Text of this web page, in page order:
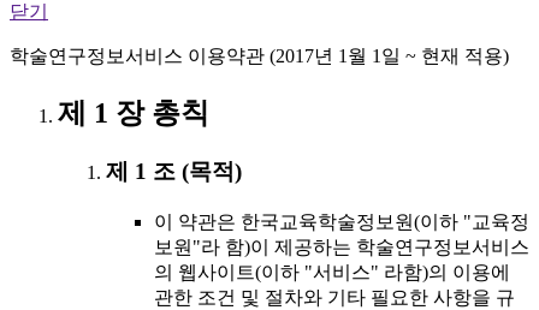
닫기
학술연구정보서비스 이용약관 (2017년 1월 1일 ~ 현재 적용)
제 1 장 총칙
제 1 조 (목적)
이 약관은 한국교육학술정보원(이하 "교육정
보원"라 함)이 제공하는 학술연구정보서비스
의 웹사이트(이하 "서비스" 라함)의 이용에
관한 조건 및 절차와 기타 필요한 사항을 규